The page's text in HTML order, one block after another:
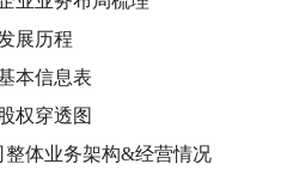
展历程
本信息表
权穿透图
整体业务架构&经营情况